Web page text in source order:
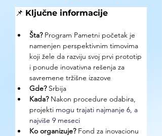
📌 Ključne informacije
Šta? Program Pametni početak je
namenjen perspektivnim timovima
koji žele da razviju svoj prvi prototip
i ponude inovativna rešenja za
savremene tržišne izazove
Gde? Srbija
Kada? Nakon procedure odabira,
projekti mogu trajati najmanje 6, a
najviše 9 meseci
Ko organizuje? Fond za inovacionu